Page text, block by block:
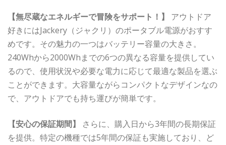
【無尽蔵なエネルギーで冒険をサポート！】
アウトドア
好きにはJackery（ジャクリ）のポータブル電源がおすす
めです。その魅力の一つはバッテリー容量の大きさ。
240Whから2000Whまでの6つの異なる容量を提供してい
るので、使用状況や必要な電力に応じて最適な製品を選ぶ
ことができます。大容量ながらコンパクトなデザインなの
で、アウトドアでも持ち運びが簡単です。
【安心の保証期間】
さらに、購入日から3年間の長期保証
を提供。特定の機種では5年間の保証も実施しており、ど